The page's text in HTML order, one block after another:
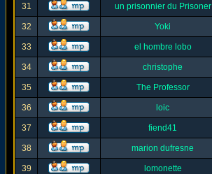
31 un prisonnier du Prisoner
32 Yoki
33 el hombre lobo
34 christophe
35 The Professor
36 loic
37 fiend41
38 marion dufresne
39 lomonette